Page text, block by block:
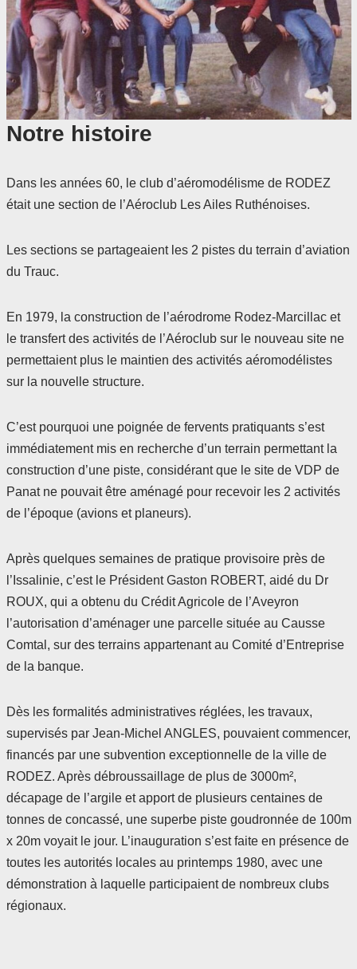
Notre histoire
Dans les années 60, le club d’aéromodélisme de RODEZ
était une section de l’Aéroclub Les Ailes Ruthénoises.
Les sections se partageaient les 2 pistes du terrain d’aviation
du Trauc.
En 1979, la construction de l’aérodrome Rodez-Marcillac et
le transfert des activités de l’Aéroclub sur le nouveau site ne
permettaient plus le maintien des activités aéromodélistes
sur la nouvelle structure.
C’est pourquoi une poignée de fervents pratiquants s’est
immédiatement mis en recherche d’un terrain permettant la
construction d’une piste, considérant que le site de VDP de
Panat ne pouvait être aménagé pour recevoir les 2 activités
de l’époque (avions et planeurs).
Après quelques semaines de pratique provisoire près de
l’Issalinie, c’est le Président Gaston ROBERT, aidé du Dr
ROUX, qui a obtenu du Crédit Agricole de l’Aveyron
l’autorisation d’aménager une parcelle située au Causse
Comtal, sur des terrains appartenant au Comité d’Entreprise
de la banque.
Dès les formalités administratives réglées, les travaux,
supervisés par Jean-Michel ANGLES, pouvaient commencer,
financés par une subvention exceptionnelle de la ville de
RODEZ. Après débroussaillage de plus de 3000m²,
décapage de l’argile et apport de plusieurs centaines de
tonnes de concassé, une superbe piste goudronnée de 100m
x 20m voyait le jour. L’inauguration s’est faite en présence de
toutes les autorités locales au printemps 1980, avec une
démonstration à laquelle participaient de nombreux clubs
régionaux.